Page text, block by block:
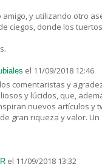
amigo, y utilizando otro
ciegos, donde los
el 11/09/2018 12:46
comentaristas y
y lúcidos, que,
nuevos artículos y
gran riqueza y valor.
el 11/09/2018 13:32